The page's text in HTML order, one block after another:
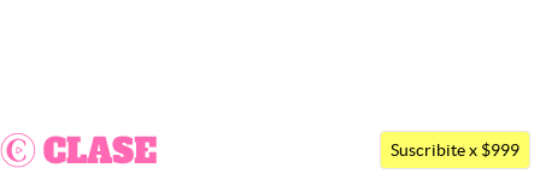
Dólar Suscribite x $999